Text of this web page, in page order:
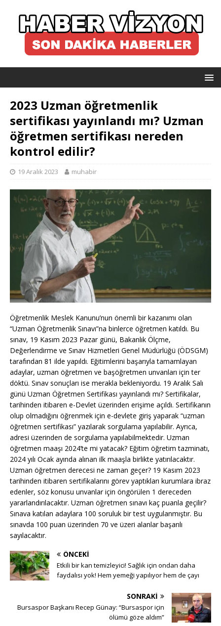
2023 Uzman öğretmenlik
sertifikası yayınlandı mı? Uzman
öğretmen sertifikası nereden
kontrol edilir?
19 Aralık 2023 muhabir
Öğretmenlik Meslek Kanunu’nun önemli bir kazanımı olan
“Uzman Öğretmenlik Sınavı”na binlerce öğretmen katıldı. Bu
sınav, 19 Kasım 2023 Pazar günü, Bakanlık Ölçme,
Değerlendirme ve Sınav Hizmetleri Genel Müdürlüğü (ÖDSGM)
tarafından 81 ilde yapıldı. Eğitimlerini başarıyla tamamlayan
adaylar, uzman öğretmen ve başöğretmen unvanları için ter
döktü. Sınav sonuçları ise merakla bekleniyordu. 19 Aralık Salı
günü Uzman Öğretmen Sertifikası yayınlandı mı? Sertifikalar,
tarihinden itibaren e-Devlet üzerinden erişime açıldı. Sertifikanın
olup olmadığını öğrenmek için e-devlete giriş yaparak “uzman
öğretmen sertifikası” yazılarak sorgulama yapılabilir. Ayrıca,
adresi üzerinden de sorgulama yapılabilmektedir. Uzman
öğretmen maaşı 2024’te mi yatacak? Eğitim öğretim tazminatı,
2024 yılı Ocak ayında alınan ilk maaşla birlikte yatırılacaktır.
Uzman öğretmen derecesi ne zaman geçer? 19 Kasım 2023
tarihinden itibaren sertifikalarını görev yaptıkları kurumlara ibraz
edenler, söz konusu unvanlar için öngörülen 1 dereceden
yararlandırılacaktır. Uzman öğretmen sınavı kaç puanla geçilir?
Sınava katılan adaylara 100 soruluk bir test uygulanmıştır. Bu
sınavda 100 puan üzerinden 70 ve üzeri alanlar başarılı
sayılacaktır.
ÖNCEKI
Etkili bir kan temizleyici! Sağlık için ondan daha
faydalısı yok! Hem yemeği yapılıyor hem de çayı
SONRAKI
Bursaspor Başkanı Recep Günay: “Bursaspor için
ölümü göze aldım”